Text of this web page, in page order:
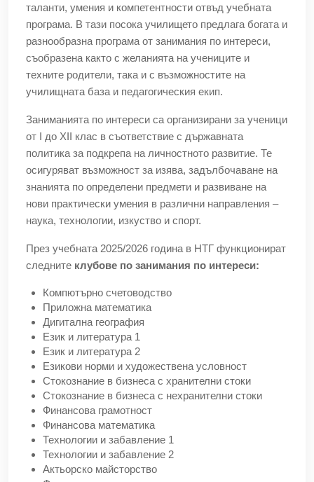
таланти, умения и компетентности отвъд учебната
програма. В тази посока училището предлага богата и
разнообразна програма от занимания по интереси,
съобразена както с желанията на учениците и
техните родители, така и с възможностите на
училищната база и педагогическия екип.
Заниманията по интереси са организирани за ученици
от I до XII клас в съответствие с държавната
политика за подкрепа на личностното развитие. Те
осигуряват възможност за изява, задълбочаване на
знанията по определени предмети и развиване на
нови практически умения в различни направления –
наука, технологии, изкуство и спорт.
През учебната 2025/2026 година в НТГ функционират
следните клубове по занимания по интереси:
Компютърно счетоводство
Приложна математика
Дигитална география
Език и литература 1
Език и литература 2
Езикови норми и художествена условност
Стокознание в бизнеса с хранителни стоки
Стокознание в бизнеса с нехранителни стоки
Финансова грамотност
Финансова математика
Технологии и забавление 1
Технологии и забавление 2
Актьорско майсторство